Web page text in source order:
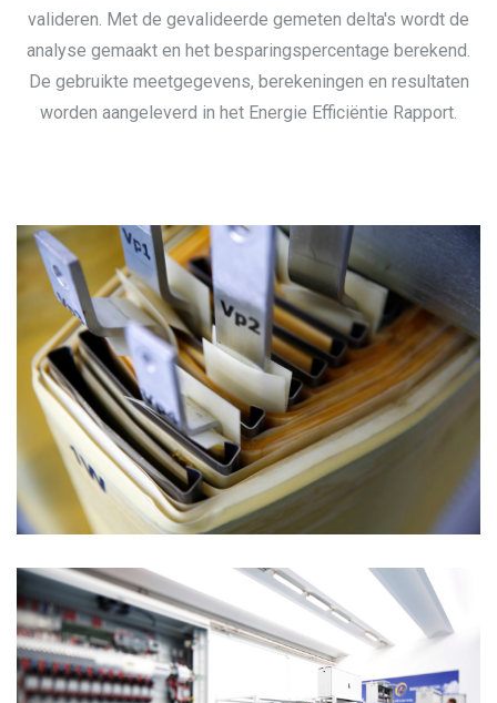
valideren. Met de gevalideerde gemeten delta's wordt de
analyse gemaakt en het besparingspercentage berekend.
De gebruikte meetgegevens, berekeningen en resultaten
worden aangeleverd in het Energie Efficiëntie Rapport.